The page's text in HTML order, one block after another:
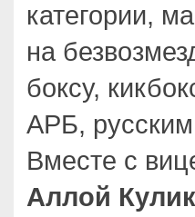
категории,
на
боксу,
АРБ,
Вместе с
Аллой